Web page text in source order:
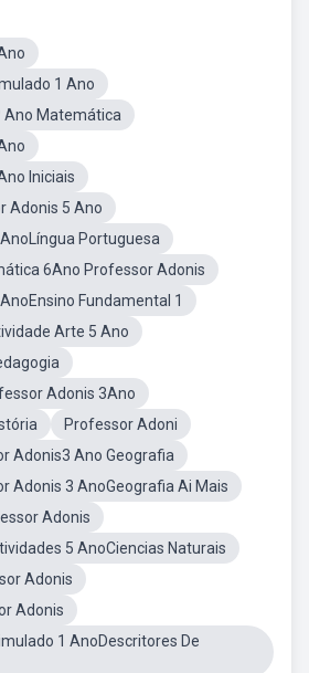
1 Ano
Ano Matemática
Iniciais
Adonis 5 Ano
Portuguesa
6Ano Professor Adonis
Fundamental 1
Arte 5 Ano
Adonis 3Ano
Professor Adoni
Adonis3 Ano Geografia
Adonis 3 AnoGeografia Ai Mais
Adonis
5 AnoCiencias Naturais
Adonis
Adonis
1 AnoDescritores De